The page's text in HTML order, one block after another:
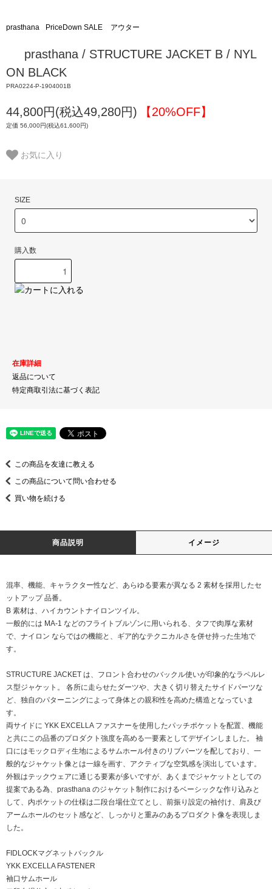
prasthana PriceDown SALE アウター
prasthana / STRUCTURE JACKET B / NYL
ON BLACK
PRA0224-P-1904001B
44,800円(税込49,280円) 【20%OFF】
定価 56,000円(税込61,600円)
お気に入り
SIZE
購入数
在庫詳細
返品について
特定商取引法に基づく表記
この商品を友達に教える
この商品について問い合わせる
買い物を続ける
商品説明 イメージ
混率、機能、キャラクター性など、あらゆる要素が異なる 2 素材を採用したセ
ットアップ 品番。
B 素材は、ハイカウントナイロンツイル。
一般的には MA-1 などのフライトブルゾンに用いられる、タフで肉厚な素材
で、ナイロン ならではの機能と、ギア的なテクニカルさを併せ持った生地で
す。
STRUCTURE JACKET は、フロント合わせのバックル使いが印象的なラペルレ
ス型ジャケット。 各所に走らせたダーツや、大きく切り替えたサイドパーツな
ど、独自のパターニングによって身体との親和性を高めた構造となっていま
す。
両サイドに YKK EXCELLA ファスナーを使用したパッチポケットを配置、機能
と共にこの品番のプロダクト強度を高める一要素としてデザインしました。 袖
口にはモックロディ生地によるサムホール付きのリブパーツを配しており、一
般的なジャケット像とは一線を画す、アクティブな空気感を演出しています。
外観はテックウェアに通じる要素が多いですが、あくまでジャケットとしての
提案である為、prasthana のジャケット制作におけるベーシックな作り込みと
して、内ポケットの仕様は二段台場仕立てとし、前振り設定の袖付け、肩及び
アームホールのセット感など、しっかりと重みのあるプロダクト像を表現しま
した。
FIDLOCKマグネットバックル
YKK EXCELLA FASTENER
袖口サムホール